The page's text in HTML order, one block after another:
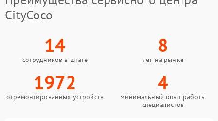
CityCoco
14
сотрудников в штате
8
лет на рынке
1972
отремонтированных устройств
4
минимальный опыт работы
специалистов